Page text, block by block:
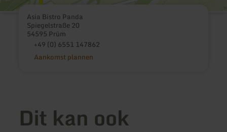
Asia Bistro Panda
Spiegelstraße 20
54595 Prüm
+49 (0) 6551 147862
Aankomst plannen
Dit kan ook